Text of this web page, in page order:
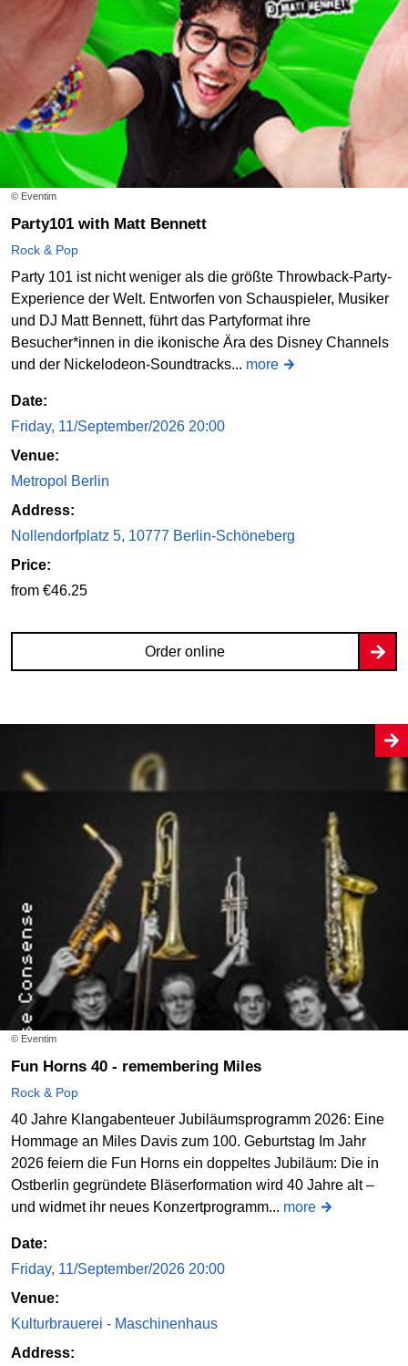
© Eventim
Party101 with Matt Bennett
Rock & Pop
Party 101 ist nicht weniger als die größte Throwback-Party-
Experience der Welt. Entworfen von Schauspieler, Musiker
und DJ Matt Bennett, führt das Partyformat ihre
Besucher*innen in die ikonische Ära des Disney Channels
und der Nickelodeon-Soundtracks... more
Date:
Friday, 11/September/2026 20:00
Venue:
Metropol Berlin
Address:
Nollendorfplatz 5, 10777 Berlin-Schöneberg
Price:
from €46.25
Order online
© Eventim
Fun Horns 40 - remembering Miles
Rock & Pop
40 Jahre Klangabenteuer Jubiläumsprogramm 2026: Eine
Hommage an Miles Davis zum 100. Geburtstag Im Jahr
2026 feiern die Fun Horns ein doppeltes Jubiläum: Die in
Ostberlin gegründete Bläserformation wird 40 Jahre alt –
und widmet ihr neues Konzertprogramm... more
Date:
Friday, 11/September/2026 20:00
Venue:
Kulturbrauerei - Maschinenhaus
Address: